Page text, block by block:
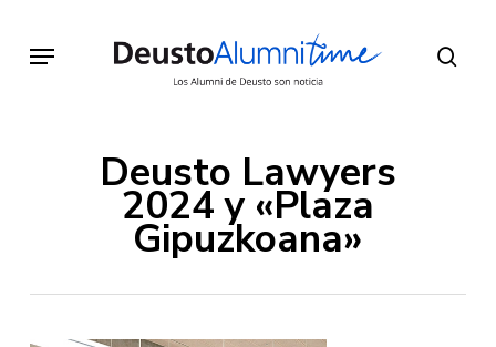
main
Menu
Deusto Lawyers
2024 y «Plaza
Gipuzkoana»